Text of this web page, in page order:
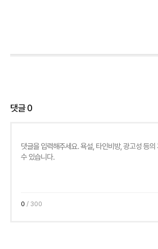
댓글0
0 / 300